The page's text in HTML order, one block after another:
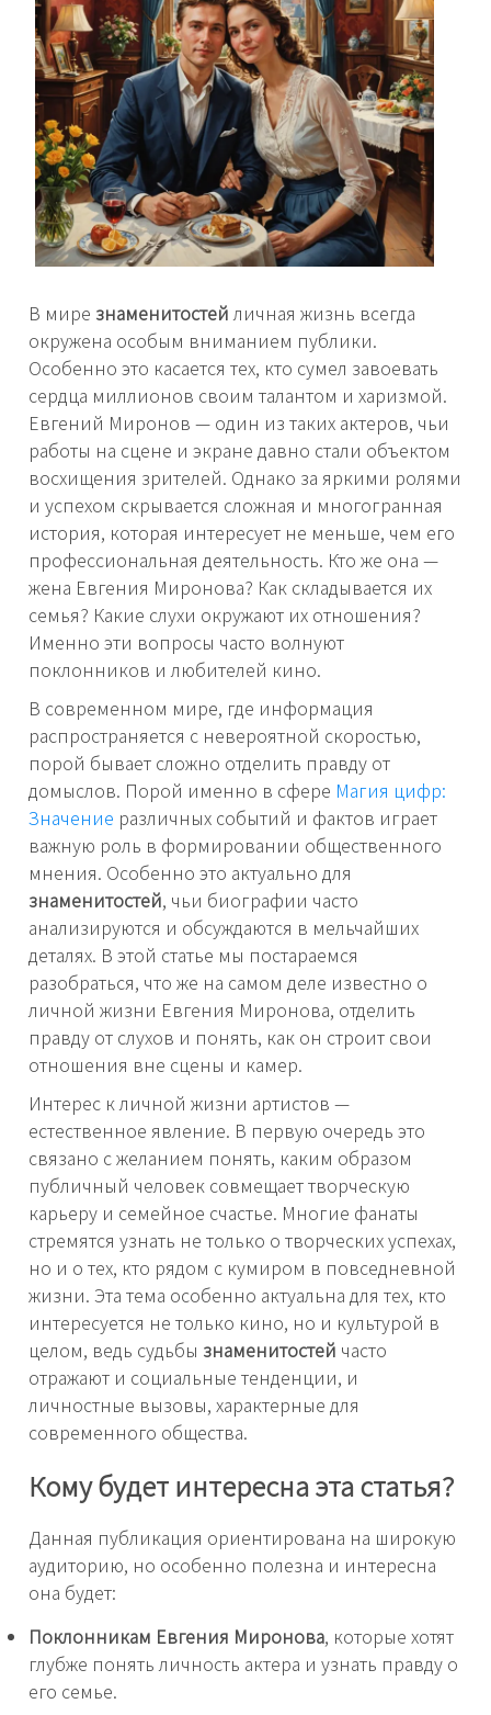
В мире знаменитостейличная жизнь всегда
окружена особым вниманием публики.
Особенно это касается тех, кто сумел завоевать
сердца миллионов своим талантом и харизмой.
Евгений Миронов — один из таких актеров, чьи
работы на сцене и экране давно стали объектом
восхищения зрителей. Однако за яркими ролями
и успехом скрывается сложная и многогранная
история, которая интересует не меньше, чем его
профессиональная деятельность. Кто же она —
жена Евгения Миронова? Как складывается их
семья? Какие слухи окружают их отношения?
Именно эти вопросы часто волнуют
поклонников и любителей кино.
В современном мире, где информация
распространяется с невероятной скоростью,
порой бывает сложно отделить правду от
домыслов. Порой именно в сфере Магия цифр:
Значение различных событий и фактов играет
важную роль в формировании общественного
мнения. Особенно это актуально для
знаменитостей, чьи биографии часто
анализируются и обсуждаются в мельчайших
деталях. В этой статье мы постараемся
разобраться, что же на самом деле известно о
личной жизни Евгения Миронова, отделить
правду от слухов и понять, как он строит свои
отношения вне сцены и камер.
Интерес к личной жизни артистов —
естественное явление. В первую очередь это
связано с желанием понять, каким образом
публичный человек совмещает творческую
карьеру и семейное счастье. Многие фанаты
стремятся узнать не только о творческих успехах,
но и о тех, кто рядом с кумиром в повседневной
жизни. Эта тема особенно актуальна для тех, кто
интересуется не только кино, но и культурой в
целом, ведь судьбы знаменитостей часто
отражают и социальные тенденции, и
личностные вызовы, характерные для
современного общества.
Кому будет интересна эта статья?
Данная публикация ориентирована на широкую
аудиторию, но особенно полезна и интересна
она будет:
Поклонникам Евгения Миронова, которые хотят
глубже понять личность актера и узнать правду о
его семье.